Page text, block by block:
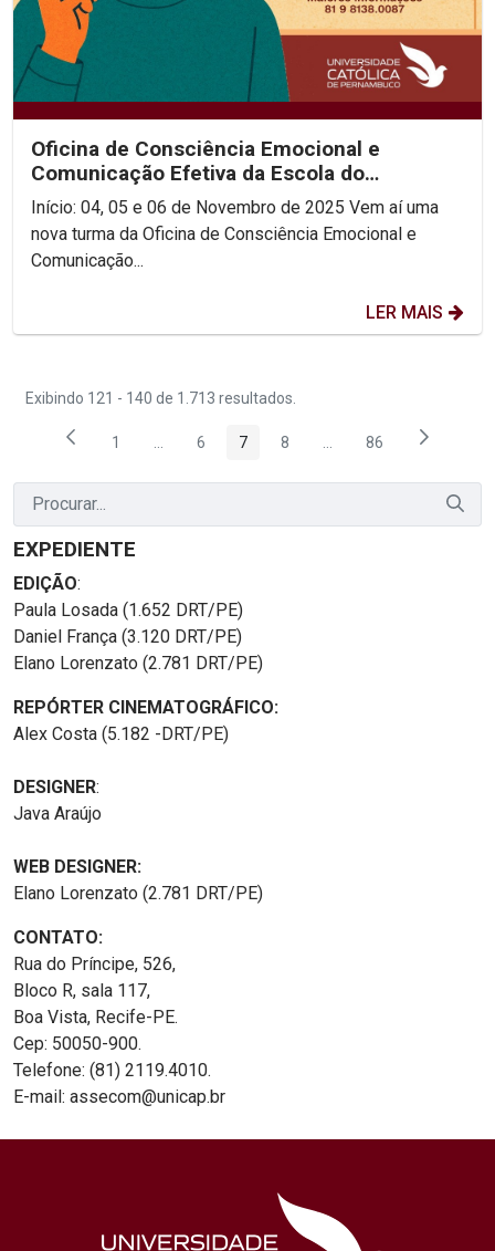
Oficina de Consciência Emocional e
Comunicação Efetiva da Escola do
Consenso!
Início: 04, 05 e 06 de Novembro de 2025 Vem aí uma
nova turma da Oficina de Consciência Emocional e
Comunicação...
LER MAIS
Exibindo 121 - 140 de 1.713 resultados.
Página
1 Páginas intermediárias Usar ABA para navegar.
Página
6 Página
7 Página
8 Páginas intermediárias
Página
86
EXPEDIENTE
EDIÇÃO:
Paula Losada (1.652 DRT/PE)
Daniel França (3.120 DRT/PE)
Elano Lorenzato (2.781 DRT/PE)
REPÓRTER CINEMATOGRÁFICO:
Alex Costa (5.182 -DRT/PE)
DESIGNER:
Java Araújo
WEB DESIGNER:
Elano Lorenzato (2.781 DRT/PE)
CONTATO:
Rua do Príncipe, 526,
Bloco R, sala 117,
Boa Vista, Recife-PE.
Cep: 50050-900.
Telefone: (81) 2119.4010.
E-mail: assecom@unicap.br